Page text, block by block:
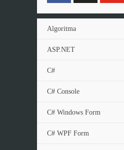
Algoritma
ASP.NET
C#
C# Console
C# Windows Form
C# WPF Form